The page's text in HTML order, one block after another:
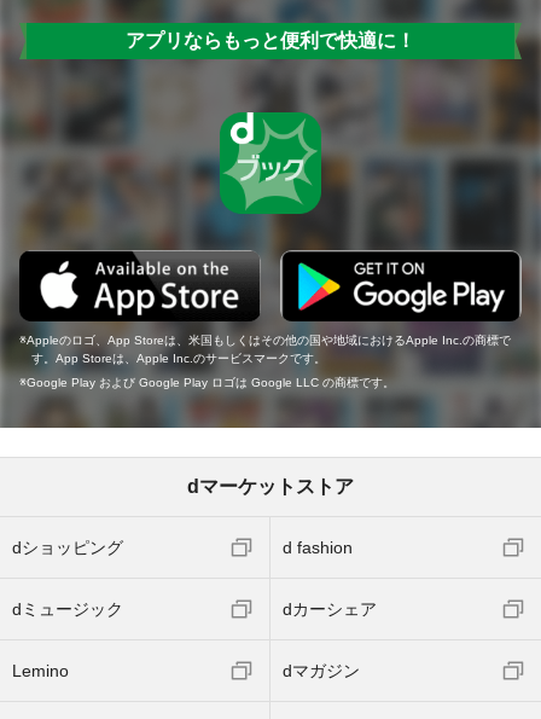
アプリならもっと便利で快適に！
Appleのロゴ、App Storeは、米国もしくはその他の国や地域におけるApple Inc.の商標で
す。App Storeは、Apple Inc.のサービスマークです。
Google Play および Google Play ロゴは Google LLC の商標です。
dマーケットストア
dショッピング d fashion
dミュージック dカーシェア
Lemino dマガジン